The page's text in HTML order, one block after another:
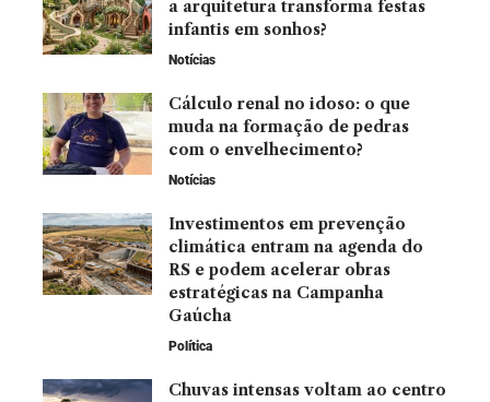
a arquitetura transforma festas
infantis em sonhos?
Notícias
Cálculo renal no idoso: o que
muda na formação de pedras
com o envelhecimento?
Notícias
Investimentos em prevenção
climática entram na agenda do
RS e podem acelerar obras
estratégicas na Campanha
Gaúcha
Política
Chuvas intensas voltam ao centro